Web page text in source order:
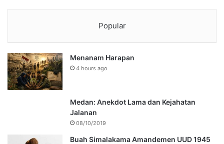
Popular
Menanam Harapan
4 hours ago
Medan: Anekdot Lama dan Kejahatan
Jalanan
08/10/2019
Buah Simalakama Amandemen UUD 1945